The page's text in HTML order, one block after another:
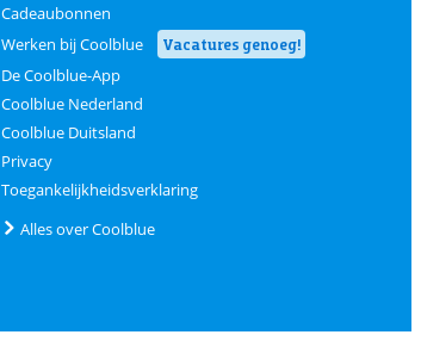
Cadeaubonnen
Werken bij Coolblue
Vacatures genoeg!
De Coolblue-App
Coolblue Nederland
Coolblue Duitsland
Privacy
Toegankelijkheidsverklaring
Alles over Coolblue